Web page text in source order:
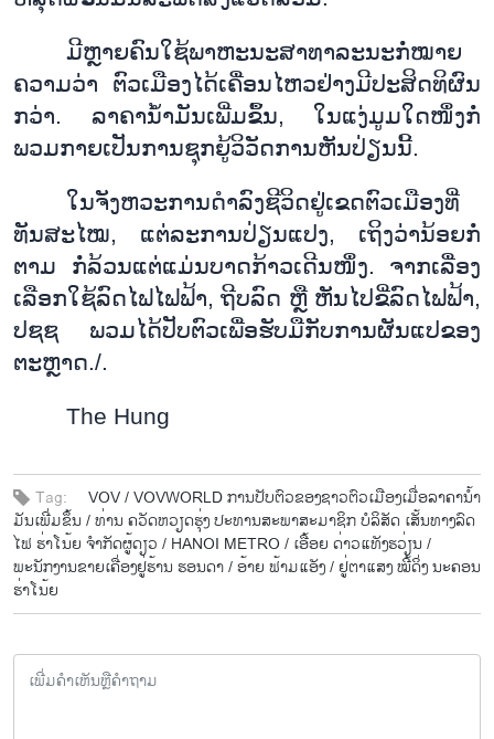
ມີຫຼາຍຄົນໃຊ້ພາຫະນະສາທາລະນະກໍ່ໝາຍ
ຄວາມວ່າ ຕົວເມືອງໄດເຄື່ອນໄຫວຢ່າງມີປະສິດທິຜົນ
ກວ່າ. ລາຄານ້ຳມັນເພີ່ມຂຶ້ນ, ໃນແງ່ມູມໃດໜຶ່ງກໍ່
ພວມກາຍເປັນການຊຸກຍູ້ວິວັດການຫັນປ່ຽນນີ້.
ໃນຈັງຫວະການດຳລົງຊີວິດຢູ່ເຂດຕົວເມືອງທີ່
ທັນສະໄໝ, ແຕ່ລະການປ່ຽນແປງ, ເຖິງວ່ານ້ອຍກໍ່
ຕາມ
ກໍ່ລ້ວນແຕ່ແມ່ນບາດກ້າວເດີນໜຶ່ງ. ຈາກເລື່ອງ
ເລືອກໃຊ້ລົດໄຟໄຟຟ້າ,ຖີບລົດ ຫຼື ຫັນໄປຂີ່ລົດໄຟຟ້າ,
ປຊຊ ພວມໄດ້ປັບຕົວເພື່ອຮັບມືກັບການຜັນແປຂອງ
ຕະຫຼາດ./.
The Hung
Tag: VOV /VOVWORLD ການ​ປັບ​ຕົວ​ຂອງ​ຊາວ​ຕົວ​ເມືອງ​ເມື່ອ​ລາ​ຄາ​ນ້ຳ​
ມັນ​ເພີ່ມ​ຂຶ້ນ /ທ່ານ ຄວັດ​ຫວຽດ​ຮຸ່ງ ປະ​ທານ​ສະ​ພາ​ສະ​ມາ​ຊິກ ​ບໍ​ລິ​ສັດ ​ເສັ້ນທາງລົດ​
ໄຟ ຮ່າ​ໂນ້ຍ ​ຈຳ​ກັດ​ຜູ້​ດຽວ / HANOI METRO / ເອື້ອຍ ດ່າວ​ແທັງ​ຮວ່ຽນ /
ພະນັກງານ​ຂາຍ​ເຄື່ອງ​ຢູ່​ຮ້ານ​ ຮອນ​ດາ /ອ້າຍ ຟ້າມ​ແອັງ /ຢູ່​ຕາ​ແສງ ໝີ້​ດິ່ງ ນະ​ຄອນ
ຮ່າ​ໂນ້ຍ